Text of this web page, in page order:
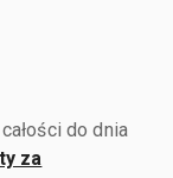
do dnia
za